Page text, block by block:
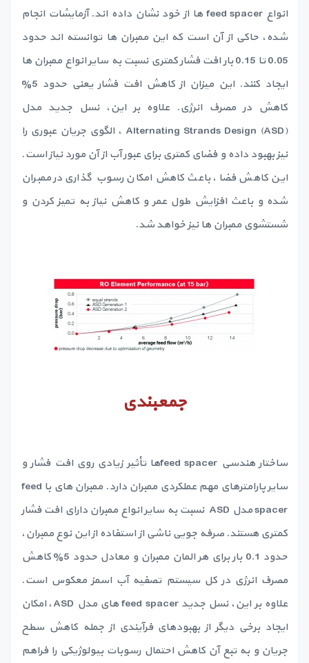
انواع feed spacer ها از خود نشان داده اند. آزمایشات انجام
شده، حاکی از آن است که این ممبران ها توانسته اند حدود
0.05 تا 0.15 بار افت فشار کمتری نسبت به سایر انواع ممبران ها
ایجاد کنند. این میزان از کاهش افت فشار یعنی حدود 5%
کاهش در مصرف انرژی. علاوه بر این، نسل جدید مدل
Alternating Strands Design (ASD) ، الگوی جریان عبوری را
نیز بهبود داده و فضای کمتری برای عبور آب از آن مورد نیاز است.
این کاهش فضا، باعث کاهش امکان رسوب گذاری در ممبران
شده و باعث افزایش طول عمر و کاهش نیاز به تمیز کردن و
شستشوی ممبران ها نیز خواهد شد.
جمعبندی
ساختار هندسی feed spacerها تأثیر زیادی روی افت فشار و
سایر پارامترهای مهم عملکردی ممبران دارد. ممبران های با feed
spacer مدل ASD نسبت به سایر انواع ممبران دارای افت فشار
کمتری هستند. صرفه جویی ناشی از استفاده از این نوع ممبران،
حدود 0.1 بار برای هر المان ممبران و معادل حدود 5% کاهش
مصرف انرژی در کل سیستم تصفیه آب اسمز معکوس است.
علاوه بر این، نسل جدید feed spacer های مدل ASD، امکان
ایجاد برخی دیگر از بهبودهای فرآیندی از جمله کاهش سطح
جریان و به تبع آن کاهش احتمال رسوبات بیولوژیکی را فراهم